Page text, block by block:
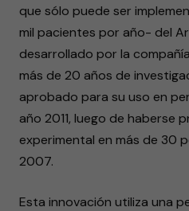
que sólo puede ser
mil pacientes por año- del
desarrollado por la compañía
más de 20 años de
aprobado para su uso en
año 2011, luego de haberse
experimental en más de 30
2007.
Esta innovación utiliza una